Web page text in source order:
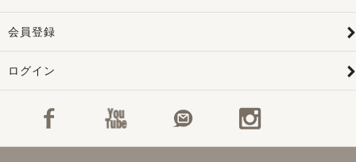
会員登録
ログイン